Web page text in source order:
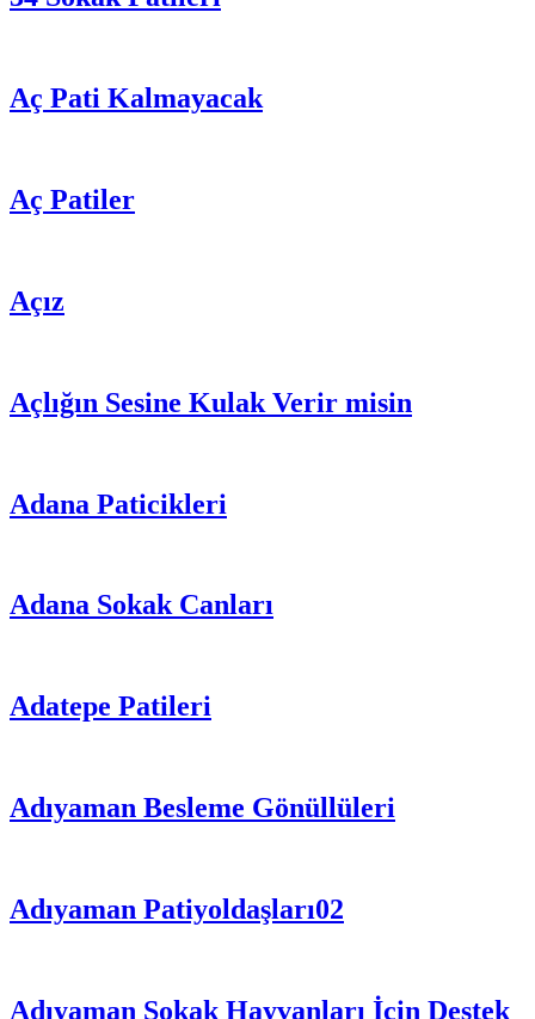
Aç Pati Kalmayacak
Aç Patiler
Açız
Açlığın Sesine Kulak Verir misin
Adana Paticikleri
Adana Sokak Canları
Adatepe Patileri
Adıyaman Besleme Gönüllüleri
Adıyaman Patiyoldaşları02
Adıyaman Sokak Hayvanları İçin Destek